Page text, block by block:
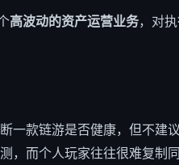
高波动的资产运营业务，对
一款链游是否健康，但不建
，而个人玩家往往很难复制同